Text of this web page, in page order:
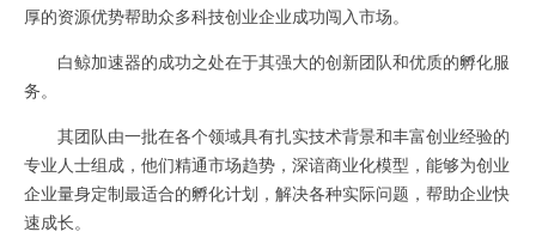
厚的资源优势帮助众多科技创业企业成功闯入市场。
白鲸加速器的成功之处在于其强大的创新团队和优质的孵化服
务。
其团队由一批在各个领域具有扎实技术背景和丰富创业经验的
专业人士组成，他们精通市场趋势，深谙商业化模型，能够为创业
企业量身定制最适合的孵化计划，解决各种实际问题，帮助企业快
速成长。